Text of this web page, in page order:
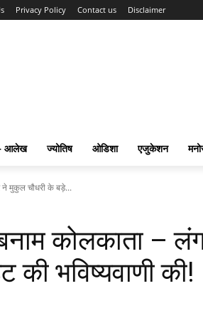
Privacy Policy Contact us Disclaimer
आलेख ज्योतिष ओडिशा एजुकेशन
मुकुल चौधरी के बड़े...
कोलकाता –
भविष्यवाणी की!